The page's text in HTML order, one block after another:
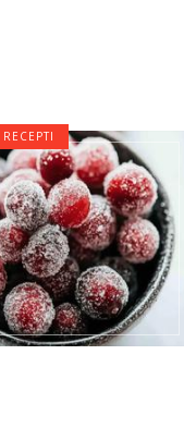
RECEPTI